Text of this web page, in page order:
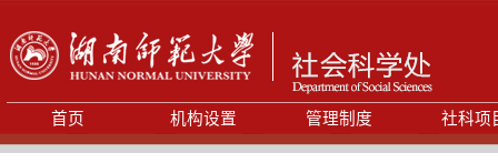
首页 机构设置 管理制度 社科项